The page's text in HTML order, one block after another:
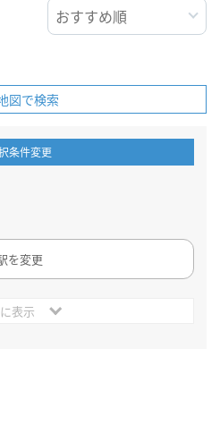
図で検索
条件変更
を変更
表示